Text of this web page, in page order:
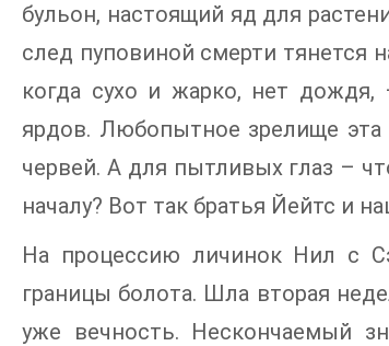
бульон, настоящий яд для
след пуповиной смерти тянется
когда сухо и жарко, нет
ярдов. Любопытное зрелище эта
червей. А для пытливых глаз –
началу? Вот так братья Йейтс и
На процессию личинок Нил с
границы болота. Шла вторая
уже вечность. Нескончаемый